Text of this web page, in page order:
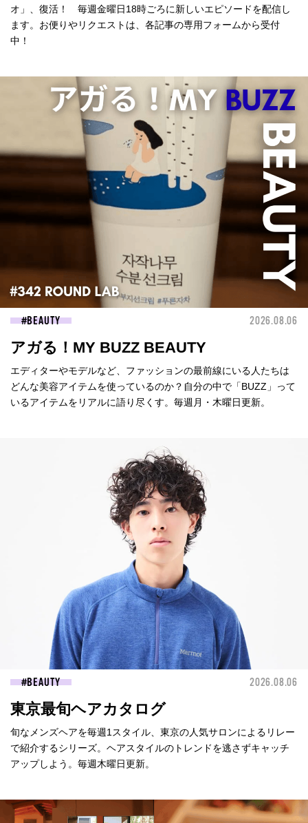
オ」、復活！ 毎週金曜日18時ごろに新しいエピソードを配信し
ます。お便りやリクエストは、各記事の専用フォームから受付
中！
BEAUTY 2026.08.06
アガる！MY BUZZ BEAUTY
エディターやモデルなど、ファッションの最前線にいる人たちは
どんな美容アイテムを使っているのか？自分の中で「BUZZ」って
いるアイテムをリアルに語り尽くす。毎週月・木曜日更新。
BEAUTY 2026.08.06
東京最旬ヘアカタログ
旬なメンズヘアを毎週1スタイル、東京の人気サロンによるリレー
で紹介するシリーズ。ヘアスタイルのトレンドを逃さずキャッチ
アップしよう。毎週木曜日更新。